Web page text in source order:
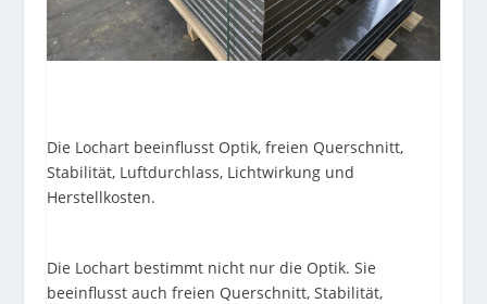
Die Lochart beeinflusst Optik, freien Querschnitt,
Stabilität, Luftdurchlass, Lichtwirkung und
Herstellkosten.
Die Lochart bestimmt nicht nur die Optik. Sie
beeinflusst auch freien Querschnitt, Stabilität,